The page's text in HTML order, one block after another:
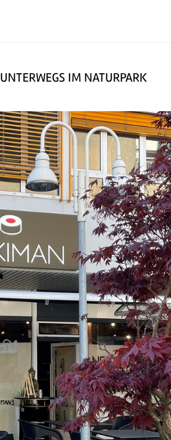
UNTERWEGS IM NATURPARK